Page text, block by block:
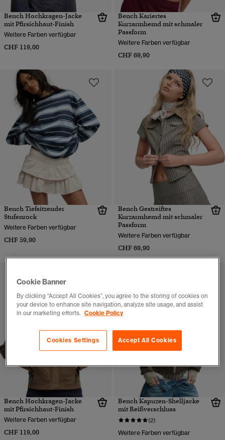
Bench Hochkragen-Jacke
mit Pfirsichhaut-Finish
Weitere Farben verfügbar
CHF 119,00
Bench Kariertes
Kurzarmhemd mit schmaler
Passform
Weitere Farben verfügbar
CHF 69,90
Bench Tiefsitzender
Stufenrock
Weitere Farben verfügbar
CHF 59,90
Bench Gestreiftes
Kurzarmhemd mit schmaler
Passform
Weitere Farben verfügbar
CHF 69,90
Bench Hochkragen-Jacke
mit Pfirsichhaut-Finish
Weitere Farben verfügbar
CHF 119,00
Bench Kapuzen-Shelljacke
mit Reißverschluss
(2)
Weitere Farben verfügbar
Cookie Banner
By clicking “Accept All Cookies”, you agree to the storing of cookies on
your device to enhance site navigation, analyze site usage, and assist
in our marketing efforts. Cookie Policy
Accept All Cookies
Cookies Settings